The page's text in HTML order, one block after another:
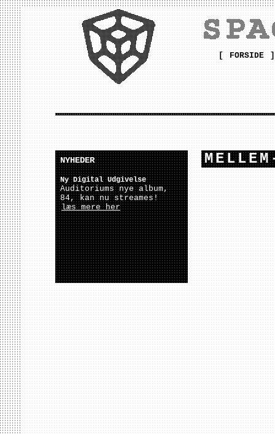
[ FORSIDE
NYHEDER
Ny Digital Udgivelse
Auditoriums nye album,
84, kan nu streames!
læs mere her